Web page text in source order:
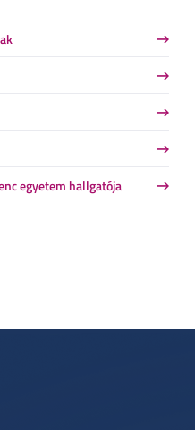
egyetem hallgatója